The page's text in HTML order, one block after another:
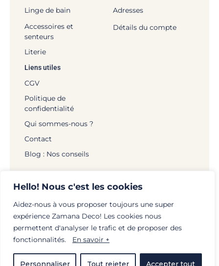
Hello! Nous c'est les cookies
Aidez-nous à vous proposer toujours une super
expérience Zamana Deco! Les cookies nous
permettent d'analyser le trafic et de proposer des
fonctionnalités.
En savoir +
Personnaliser Tout rejeter Accepter tout
Linge de bain
Accessoires et
senteurs
Literie
Adresses
Détails du compte
Liens utiles
CGV
Politique de
confidentialité
Qui sommes-nous ?
Contact
Blog : Nos conseils
© Zamana Déco - 2026 | Tous droits réservés |
Mentions légales|Politique de confidentialité
Création :globellie.com